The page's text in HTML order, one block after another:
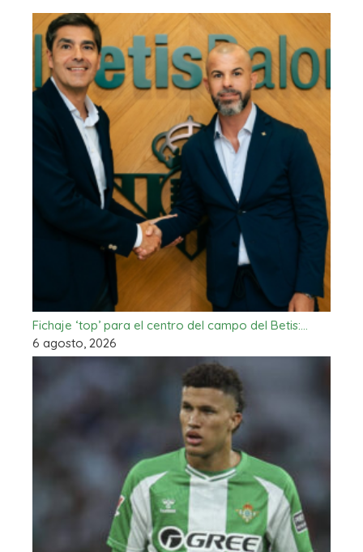
Fichaje ‘top’ para el centro del campo del Betis:…
6 agosto, 2026